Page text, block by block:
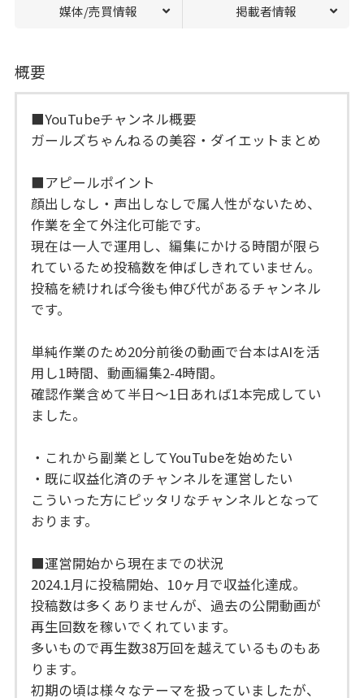
媒体/売買情報 掲載者情報
概要
■YouTubeチャンネル概要
ガールズちゃんねるの美容・ダイエットまとめ
■アピールポイント
顔出しなし・声出しなしで属人性がないため、
作業を全て外注化可能です。
現在は一人で運用し、編集にかける時間が限ら
れているため投稿数を伸ばしきれていません。
投稿を続ければ今後も伸び代があるチャンネル
です。
単純作業のため20分前後の動画で台本はAIを活
用し1時間、動画編集2-4時間。
確認作業含めて半日〜1日あれば1本完成してい
ました。
・これから副業としてYouTubeを始めたい
・既に収益化済のチャンネルを運営したい
こういった方にピッタリなチャンネルとなって
おります。
■運営開始から現在までの状況
2024.1月に投稿開始、10ヶ月で収益化達成。
投稿数は多くありませんが、過去の公開動画が
再生回数を稼いでくれています。
多いもので再生数38万回を越えているものもあ
ります。
初期の頃は様々なテーマを扱っていましたが、